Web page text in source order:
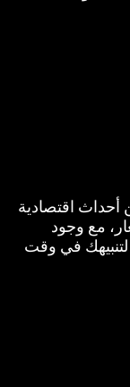
أحداث اقتصادية
مع وجود
في وقت